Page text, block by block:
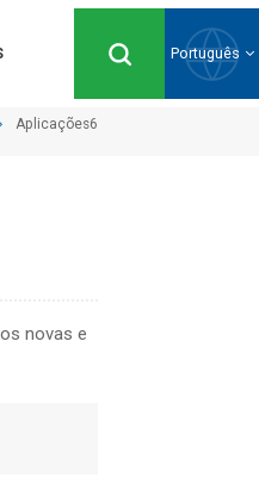
Português
Português
Aplicações6
novas e